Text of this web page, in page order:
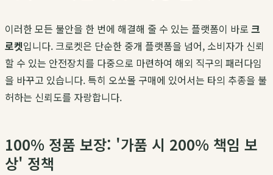
이러한 모든 불안을 한 번에 해결해 줄 수 있는 플랫폼이 바로 크
로켓입니다. 크로켓은 단순한 중개 플랫폼을 넘어, 소비자가 신뢰
할 수 있는 안전장치를 다중으로 마련하여 해외 직구의 패러다임
을 바꾸고 있습니다. 특히 오쏘몰 구매에 있어서는 타의 추종을 불
허하는 신뢰도를 자랑합니다.
100% 정품 보장: '가품 시 200% 책임 보
상' 정책